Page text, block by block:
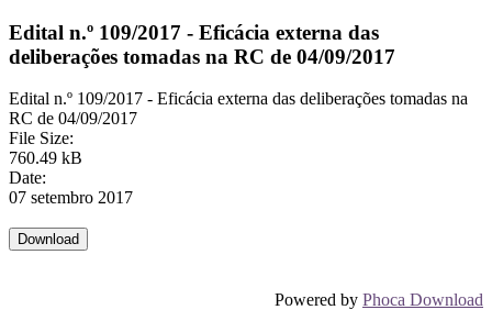
Edital n.º 109/2017 - Eficácia externa das
deliberações tomadas na RC de 04/09/2017
Edital n.º 109/2017 - Eficácia externa das deliberações tomadas na
RC de 04/09/2017
File Size:
760.49 kB
Date:
07 setembro 2017
Powered by Phoca Download